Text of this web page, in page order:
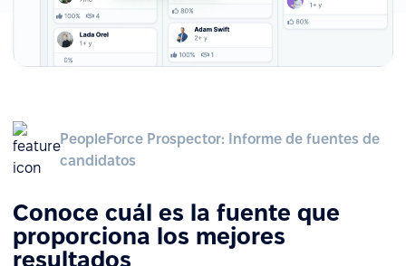
PeopleForce Prospector: Informe de fuentes de
candidatos
Conoce cuál es la fuente que
proporciona los mejores
resultados